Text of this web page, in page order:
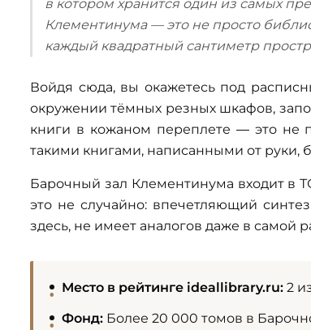
в котором хранится один из самых
Клементинума — это не просто
каждый квадратный сантиметр
Войдя сюда, вы окажетесь под
окружении тёмных резных шкафов,
книги в кожаном переплете — это не
такими книгами, написанными от руки,
Барочный зал Клементинума входит в
это не случайно: впечетляющий
здесь, не имеет аналогов даже в самой
Место в рейтинге ideallibrary.ru: 2
Фонд: Более 20 000 томов в